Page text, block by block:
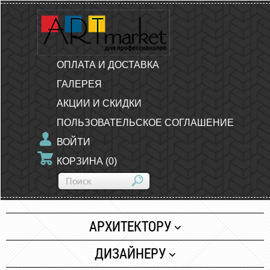
ОПЛАТА И ДОСТАВКА
ГАЛЕРЕЯ
АКЦИИ И СКИДКИ
ПОЛЬЗОВАТЕЛЬСКОЕ СОГЛАШЕНИЕ
ВОЙТИ
КОРЗИНА (0)
АРХИТЕКТОРУ
Бумага
ДИЗАЙНЕРУ